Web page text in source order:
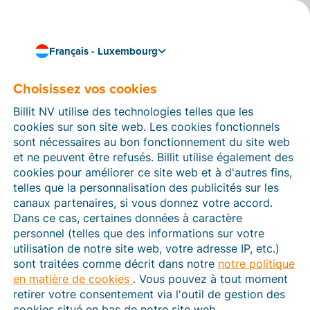
comptable
Billit propose différentes options pour relier les
fichiers de vos entrepreneurs à votre logiciel de
comptabilité. Par exemple, vous pouvez importer sans
effort des factures électroniques structurées (UBL) de
Billit dans votre logiciel de comptabilité pour un
traitement facile et sans erreur.
Importer des factures via les
Français - Luxembourg
Choisissez vos cookies
Billit NV utilise des technologies telles que les
cookies sur son site web. Les cookies fonctionnels
sont nécessaires au bon fonctionnement du site web
et ne peuvent être refusés. Billit utilise également des
cookies pour améliorer ce site web et à d'autres fins,
telles que la personnalisation des publicités sur les
canaux partenaires, si vous donnez votre accord.
Dans ce cas, certaines données à caractère
personnel (telles que des informations sur votre
utilisation de notre site web, votre adresse IP, etc.)
sont traitées comme décrit dans notre notre politique
en matière de cookies . Vous pouvez à tout moment
retirer votre consentement via l'outil de gestion des